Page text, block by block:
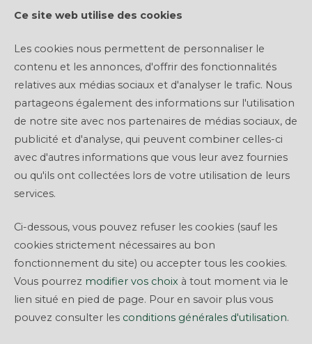
Ce site web utilise des cookies
Les cookies nous permettent de personnaliser le
contenu et les annonces, d'offrir des fonctionnalités
relatives aux médias sociaux et d'analyser le trafic. Nous
partageons également des informations sur l'utilisation
de notre site avec nos partenaires de médias sociaux, de
publicité et d'analyse, qui peuvent combiner celles-ci
avec d'autres informations que vous leur avez fournies
ou qu'ils ont collectées lors de votre utilisation de leurs
services.
Ci-dessous, vous pouvez refuser les cookies (sauf les
cookies strictement nécessaires au bon
fonctionnement du site) ou accepter tous les cookies.
Vous pourrez modifier vos choix à tout moment via le
lien situé en pied de page. Pour en savoir plus vous
pouvez consulter les conditions générales d'utilisation.
Déjà inscrit ?Connectez-vous !
*Email